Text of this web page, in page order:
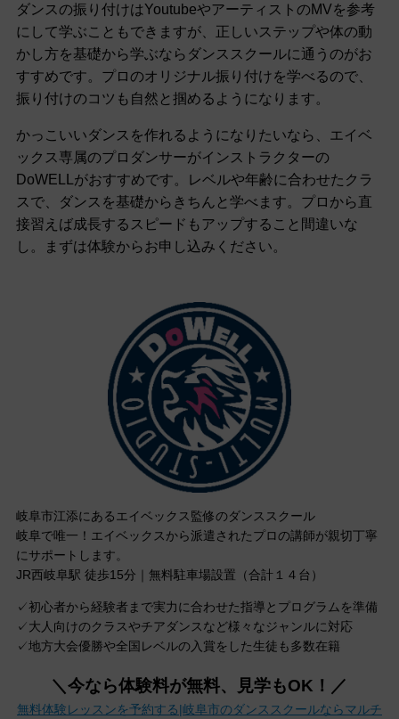
ダンスの振り付けはYoutubeやアーティストのMVを参考
にして学ぶこともできますが、正しいステップや体の動
かし方を基礎から学ぶならダンススクールに通うのがお
すすめです。プロのオリジナル振り付けを学べるので、
振り付けのコツも自然と掴めるようになります。
かっこいいダンスを作れるようになりたいなら、エイベ
ックス専属のプロダンサーがインストラクターの
DoWELLがおすすめです。レベルや年齢に合わせたクラ
スで、ダンスを基礎からきちんと学べます。プロから直
接習えば成長するスピードもアップすること間違いな
し。まずは体験からお申し込みください。
岐阜市江添にあるエイベックス監修のダンススクール
岐阜で唯一！エイベックスから派遣されたプロの講師が親切丁寧
にサポートします。
JR西岐阜駅 徒歩15分｜無料駐車場設置（合計１４台）
✓初心者から経験者まで実力に合わせた指導とプログラムを準備
✓大人向けのクラスやチアダンスなど様々なジャンルに対応
✓地方大会優勝や全国レベルの入賞をした生徒も多数在籍
＼今なら体験料が無料、見学もOK！／
無料体験レッスンを予約する|岐阜市のダンススクールならマルチ